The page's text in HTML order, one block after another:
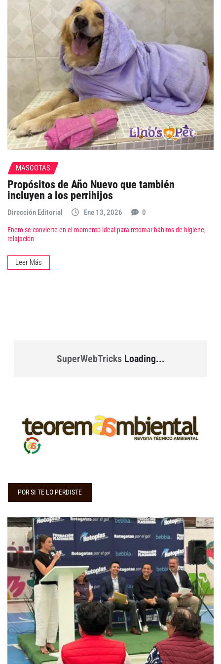
MASCOTAS
Propósitos de Año Nuevo que también
incluyen a los perrihijos
Dirección Editorial Ene 13, 2026 0
Enero se convierte en el momento ideal para retomar hábitos de higiene,
relajación
Leer Más
SuperWebTricksLoading...
POR SI TE LO PERDISTE